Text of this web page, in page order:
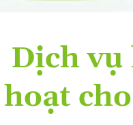
Dịch
hoạt